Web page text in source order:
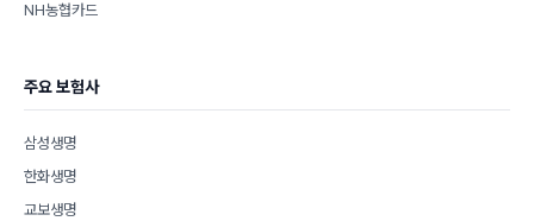
NH농협카드
주요 보험사
삼성생명
한화생명
교보생명